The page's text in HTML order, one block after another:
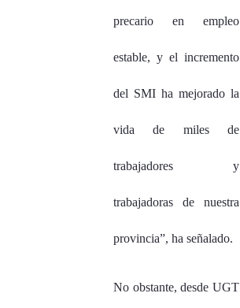
precario en empleo
estable, y el incremento
del SMI ha mejorado la
vida de miles de
trabajadores y
trabajadoras de nuestra
provincia”, ha señalado.
No obstante, desde UGT